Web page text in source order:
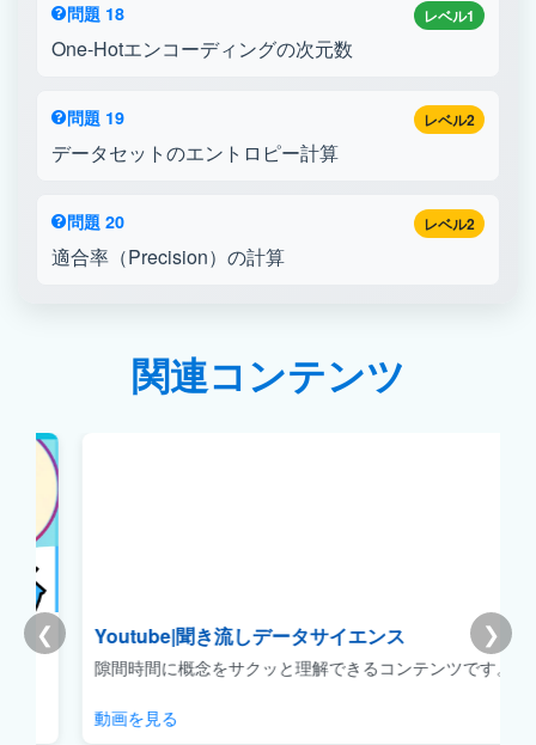
レベル1
問題 18
One-Hotエンコーディングの次元数
レベル2
問題 19
データセットのエントロピー計算
レベル2
問題 20
適合率（Precision）の計算
関連コンテンツ
❮ ❯
Youtube|聞き流しデータサイエンス
隙間時間に概念をサクッと理解できるコンテンツです。
動画を見る